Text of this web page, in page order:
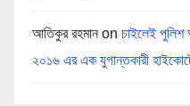
আতিকুর রহমান on চাইলেই পুলিশ
২০১৬ এর এক যুগান্তকারী